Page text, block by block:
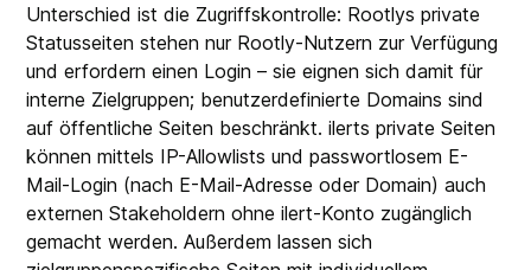
Unterschied ist die Zugriffskontrolle: Rootlys private
Statusseiten stehen nur Rootly-Nutzern zur Verfügung
und erfordern einen Login – sie eignen sich damit für
interne Zielgruppen; benutzerdefinierte Domains sind
auf öffentliche Seiten beschränkt. ilerts private Seiten
können mittels IP-Allowlists und passwortlosem E-
Mail-Login (nach E-Mail-Adresse oder Domain) auch
externen Stakeholdern ohne ilert-Konto zugänglich
gemacht werden. Außerdem lassen sich